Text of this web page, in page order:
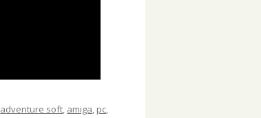
adventure soft, amiga, pc,